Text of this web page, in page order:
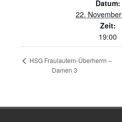
Datum:
22.
Zeit:
19:00
HSG Fraulautern-Überherrn –
Damen 3